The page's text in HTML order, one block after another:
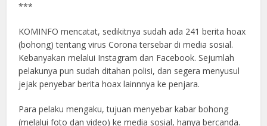
***
KOMINFO mencatat, sedikitnya sudah ada 241 berita hoax
(bohong) tentang virus Corona tersebar di media sosial.
Kebanyakan melalui Instagram dan Facebook. Sejumlah
pelakunya pun sudah ditahan polisi, dan segera menyusul
jejak penyebar berita hoax lainnnya ke penjara.
Para pelaku mengaku, tujuan menyebar kabar bohong
(melalui foto dan video) ke media sosial, hanya bercanda.